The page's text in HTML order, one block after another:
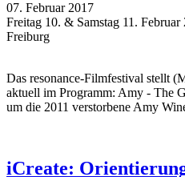
07. Februar 2017
Freitag 10. & Samstag 11.
Freiburg
Das resonance-Filmfestival stellt
aktuell im Programm: Amy - The
um die 2011 verstorbene Amy
iCreate: